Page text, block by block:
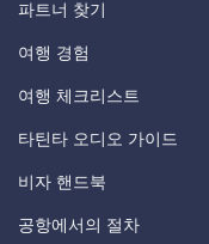
파트너 찾기
여행 경험
여행 체크리스트
타틴타 오디오 가이드
비자 핸드북
공항에서의 절차